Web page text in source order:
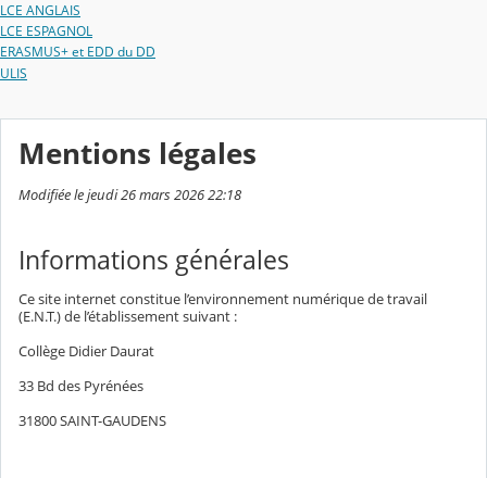
LCE ANGLAIS
LCE ESPAGNOL
ERASMUS+ et EDD du DD
ULIS
Mentions légales
Modifiée le jeudi 26 mars 2026 22:18
Informations générales
Ce site internet constitue l’environnement numérique de travail
(E.N.T.) de l’établissement suivant :
Collège Didier Daurat
33 Bd des Pyrénées
31800 SAINT-GAUDENS